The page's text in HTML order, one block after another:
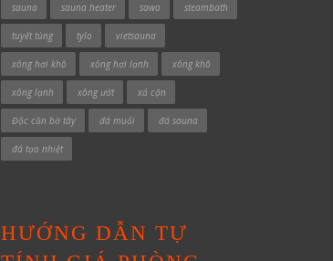
sauna sauna heater sawo steambath
tuyết tùng tylo vietsauna
xông hơi khô xông hơi lạnh xông khô
xông lạnh xông ướt xả cặn
Độc cần bờ tây đá muối đá sauna
đá tạo nhiệt
HƯỚNG DẪN TỰ